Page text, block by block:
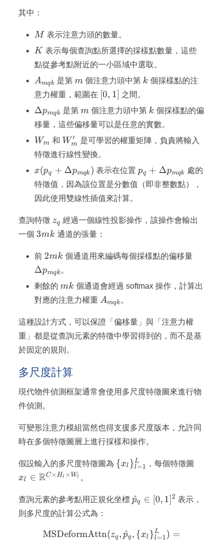
其中：
M
M 表示注意力頭的數量。
K
K 表示每個查詢點所選擇的採樣點數量，這些
點從參考點附近的一小區域中選取。
A_{mqk}
Amqk 是第m
m 個注意力頭中第 k
k 個採樣點的注
意力權重，範圍在 [0,
1]
[0, 1] 之間。
\Delta
p_{mqk}
Δpmqk 是第m
m 個注意力頭中第 k
k 個採樣點的偏
移量，這些偏移量可以是任意的實數。
W_m
Wm 和 W_m^{\prime}
Wm
′
是可學習的權重矩陣，負責將輸入
特徵進行線性變換。
x(p_q +
\Delta
p_{mqk})
x(pq + Δpmqk ) 表示在位置 p_q +
\Delta
p_{mqk}
pq + Δpmqk
處的
特徵值，因為該位置是分數值（即非整數點），
因此使用雙線性插值來計算。
查詢特徵 z_q
zq 經過一個線性投影操作，該操作會輸出
一個3mk
3mk 通道的張量：
前 2mk
2mk 個通道用來編碼每個採樣點的偏移量
Δpmqk 。
剩餘的mk
mk 個通道會經過 softmax 操作，計算出
對應的注意力權重 A_{mqk}
Amqk 。
這種設計方式，可以保證「偏移量」與「注意力權
重」都是從查詢元素的特徵中學習得到的，而不是基
於固定的規則。
多尺度計算
現代物件偵測框架通常會使用多尺度特徵圖來進行物
件偵測。
可變形注意力模組當然也得支援多尺度版本，允許同
時在多個特徵圖層上進行採樣和操作。
假設輸入的多尺度特徵圖為 \
{xl }l=1
L ，每個特徵圖
xl ∈ RC ×Hl ×Wl 。
查詢元素的參考點用正規化坐標\hat{p}_q
p
^q ∈ [0, 1]2 表示，
則多尺度的計算公式為：
MSDeformAttn(zq , p
^q , {xl }l=1
L ) =